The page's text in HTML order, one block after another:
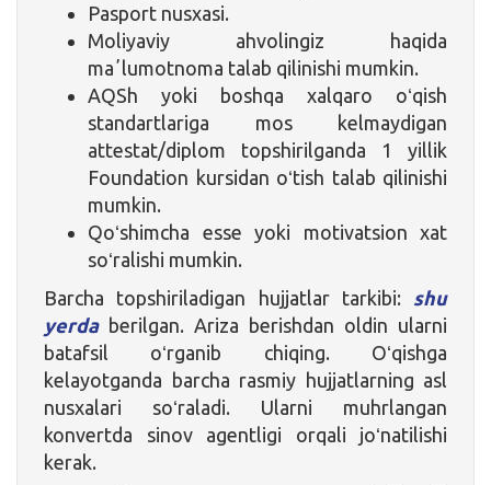
Pasport nusxasi.
Moliyaviy ahvolingiz haqida
maʼlumotnoma talab qilinishi mumkin.
AQSh yoki boshqa xalqaro oʻqish
standartlariga mos kelmaydigan
attestat/diplom topshirilganda 1 yillik
Foundation kursidan oʻtish talab qilinishi
mumkin.
Qoʻshimcha esse yoki motivatsion xat
soʻralishi mumkin.
Barcha topshiriladigan hujjatlar tarkibi: shu
yerdaberilgan. Ariza berishdan oldin ularni
batafsil oʻrganib chiqing. Oʻqishga
kelayotganda barcha rasmiy hujjatlarning asl
nusxalari soʻraladi. Ularni muhrlangan
konvertda sinov agentligi orqali joʻnatilishi
kerak.